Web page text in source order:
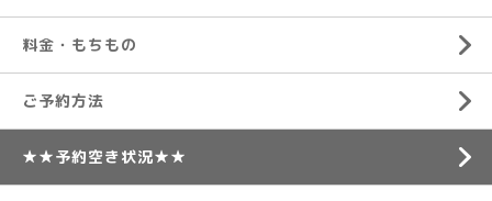
料金・もちもの
ご予約方法
★★予約空き状況★★